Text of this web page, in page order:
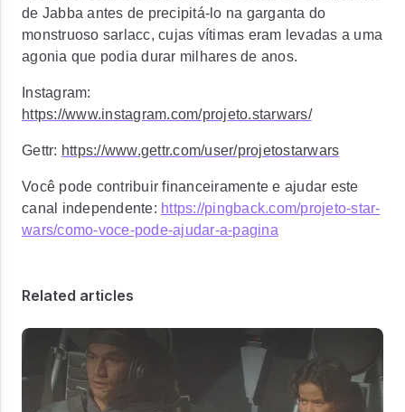
de Jabba antes de precipitá-lo na garganta do
monstruoso sarlacc, cujas vítimas eram levadas a uma
agonia que podia durar milhares de anos.
Instagram:
https://www.instagram.com/projeto.starwars/
Gettr: https://www.gettr.com/user/projetostarwars
Você pode contribuir financeiramente e ajudar este
canal independente: https://pingback.com/projeto-star-
wars/como-voce-pode-ajudar-a-pagina
Related articles